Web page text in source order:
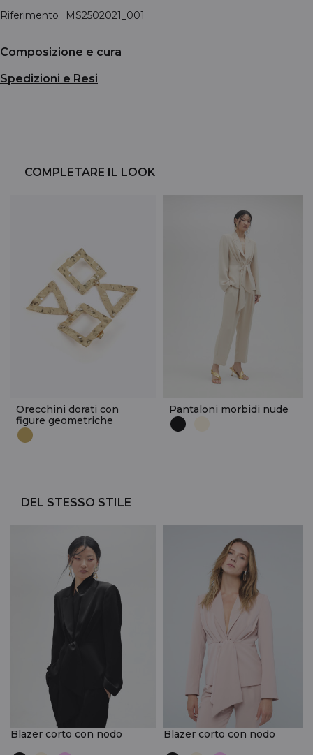
Riferimento
MS2502021_001
Composizione e cura
Spedizioni e Resi
COMPLETARE IL LOOK
Orecchini dorati con
figure geometriche
Pantaloni morbidi nude
DEL STESSO STILE
Blazer corto con nodo Blazer corto con nodo